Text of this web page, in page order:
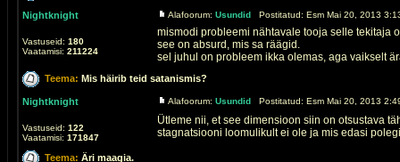
Nightknight
Vastuseid: 180
Vaatamisi: 211224
Alafoorum: Usundid Postitatud: Esm Mai 20, 2013
mismodi probleemi nähtavale tooja selle tekitaja
see on absurd, mis sa räägid.
sel juhul on probleem ikka olemas, aga vaikselt
Teema: Mis häirib teid satanismis?
Nightknight
Vastuseid: 122
Vaatamisi: 171847
Alafoorum: Usundid Postitatud: Esm Mai 20, 2013
Ütleme nii, et see dimensioon siin on otsustava
stagnatsiooni loomulikult ei ole ja mis edasi
Teema: Äri maagia.